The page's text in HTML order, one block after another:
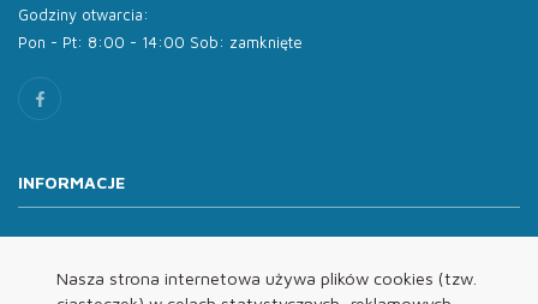
Nasza strona internetowa używa plików cookies (tzw.
Godziny otwarcia:
Pon - Pt: 8:00 - 14:00 Sob: zamknięte
INFORMACJE
Oferta